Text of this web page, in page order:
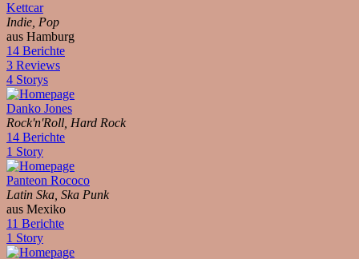
Kettcar
Indie, Pop
aus Hamburg
14 Berichte
3 Reviews
4 Storys
Danko Jones
Rock'n'Roll, Hard Rock
14 Berichte
1 Story
Panteon Rococo
Latin Ska, Ska Punk
aus Mexiko
11 Berichte
1 Story